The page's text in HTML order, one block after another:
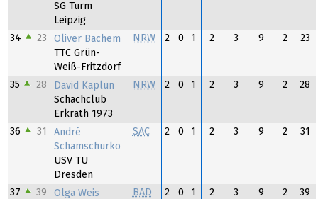
SG Turm
Leipzig
34 23
Oliver Bachem
TTC Grün-
Weiß-Fritzdorf
NRW 2 0 1 2 3 9 2 23
35 28
David Kaplun
Schachclub
Erkrath 1973
NRW 2 0 1 2 3 9 2 28
36 31
André
Schamschurko
USV TU
Dresden
SAC 2 0 1 2 3 9 2 31
37 39
Olga Weis
BAD 2 0 1 2 3 9 2 39